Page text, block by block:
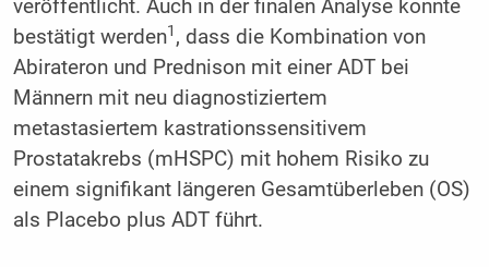
veröffentlicht. Auch in der finalen Analyse konnte
bestätigt werden1 , dass die Kombination von
Abirateron und Prednison mit einer ADT bei
Männern mit neu diagnostiziertem
metastasiertem kastrationssensitivem
Prostatakrebs (mHSPC) mit hohem Risiko zu
einem signifikant längeren Gesamtüberleben (OS)
als Placebo plus ADT führt.